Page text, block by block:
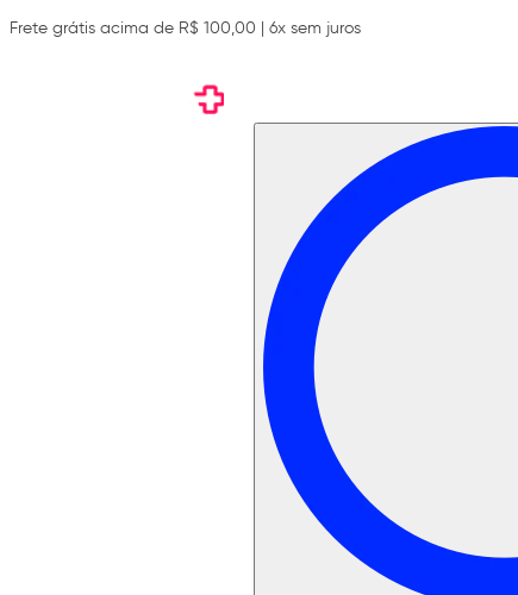
Frete grátis acima de R$ 100,00 | 6x sem juros